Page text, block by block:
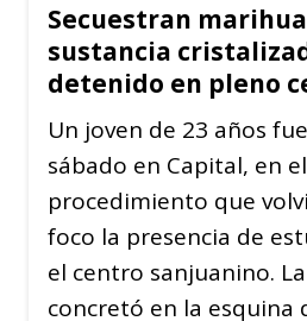
Secuestran
sustancia
detenido en pleno
Un joven de 23 años
sábado en Capital, en
procedimiento que
foco la presencia de
el centro sanjuanino.
concretó en la esquina